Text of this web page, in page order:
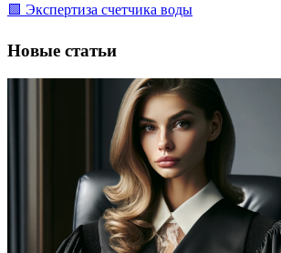
🟩 Экспертиза счетчика воды
Новые статьи